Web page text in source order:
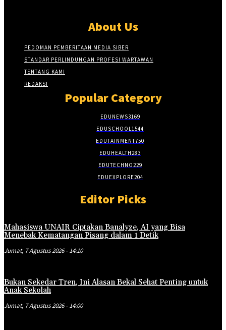
About Us
PEDOMAN PEMBERITAAN MEDIA SIBER
STANDAR PERLINDUNGAN PROFESI WARTAWAN
TENTANG KAMI
REDAKSI
Popular Category
EDUNEWS3169
EDUSCHOOL1544
EDUTAINMENT750
EDUHEALTH283
EDUTECHNO229
EDUEXPLORE204
Editor Picks
Mahasiswa UNAIR Ciptakan Banalyze, AI yang Bisa
Menebak Kematangan Pisang dalam 1 Detik
Jumat, 7 Agustus 2026 - 14:10
Bukan Sekedar Tren, Ini Alasan Bekal Sehat Penting untuk
Anak Sekolah
Jumat, 7 Agustus 2026 - 14:00